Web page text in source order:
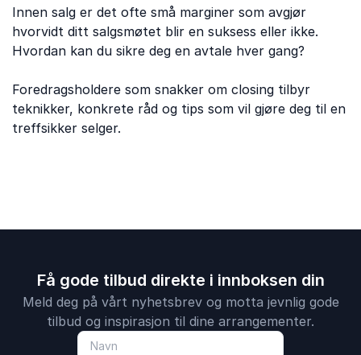
Innen salg er det ofte små marginer som avgjør
hvorvidt ditt salgsmøtet blir en suksess eller ikke.
Hvordan kan du sikre deg en avtale hver gang?
Foredragsholdere som snakker om closing tilbyr
teknikker, konkrete råd og tips som vil gjøre deg til en
treffsikker selger.
Få gode tilbud direkte i innboksen din
Meld deg på vårt nyhetsbrev og motta jevnlig gode
tilbud og inspirasjon til dine arrangementer.